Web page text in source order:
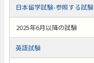
日本留学試験-参照する試験
2025年6月以降の試験
英語試験